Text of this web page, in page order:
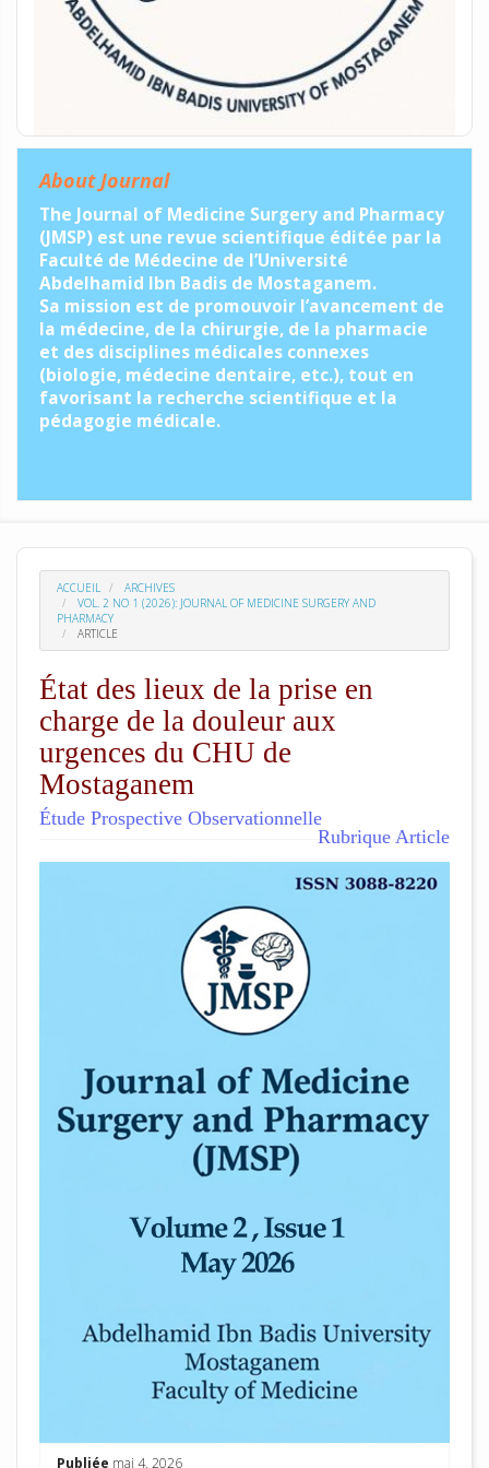
About Journal
The Journal of Medicine Surgery and Pharmacy
(JMSP) est une revue scientifique éditée par la
Faculté de Médecine de l’Université
Abdelhamid Ibn Badis de Mostaganem.
Sa mission est de promouvoir l’avancement de
la médecine, de la chirurgie, de la pharmacie
et des disciplines médicales connexes
(biologie, médecine dentaire, etc.), tout en
favorisant la recherche scientifique et la
pédagogie médicale.
ACCUEIL
ARCHIVES
VOL. 2 NO 1 (2026): JOURNAL OF MEDICINE SURGERY AND
PHARMACY
ARTICLE
État des lieux de la prise en
charge de la douleur aux
urgences du CHU de
Mostaganem
Étude Prospective Observationnelle
Rubrique Article
Publiée mai 4, 2026